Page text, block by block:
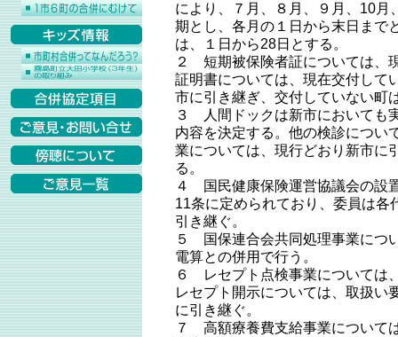
により、７月、８月、９月、10
期とし、各月の１日から末日まで
は、１日から28日とする。
２ 短期被保険者証については、
証明書については、現在交付して
市に引き継ぎ、交付していない町
３ 人間ドックは新市においても
内容を決定する。他の検診につい
業については、現行どおり新市に
る。
４ 国民健康保険運営協議会の設
11条に定められており、委員は各
引き継ぐ。
５ 国保連合会共同処理事業につ
電算との併用で行う。
６ レセプト点検事業については
レセプト開示については、取扱い
に引き継ぐ。
７ 高額療養費支給事業について